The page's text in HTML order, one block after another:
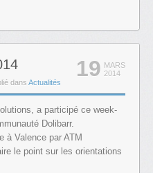
19 MARS
2014
dans Actualités
a participé ce week-
Dolibarr.
à Valence par ATM
le point sur les orientations